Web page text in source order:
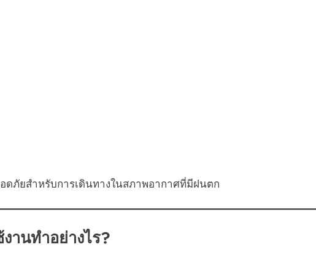
ดภัยสำหรับการเดินทางในสภาพอากาศที่มีฝนตก
านทำอย่างไร?